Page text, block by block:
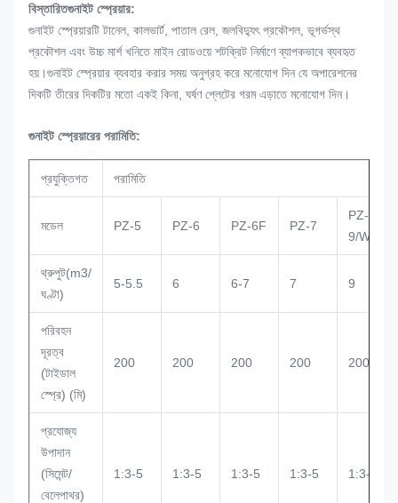
বিস্তারিতগুনাইট স্প্রেয়ার:
গুনাইট স্প্রেয়ারটি টানেল, কালভার্ট, পাতাল রেল, জলবিদ্যুৎ প্রকৌশল, ভূগর্ভস্থ
প্রকৌশল এবং উচ্চ মার্শ খনিতে মাইন রোডওয়ে শটক্রিট নির্মাণে ব্যাপকভাবে ব্যবহৃত
হয়।গুনাইট স্প্রেয়ার ব্যবহার করার সময় অনুগ্রহ করে মনোযোগ দিন যে অপারেশনের
দিকটি তীরের দিকটির মতো একই কিনা, ঘর্ষণ প্লেটের গরম এড়াতে মনোযোগ দিন।
গুনাইট স্প্রেয়ারের পরামিতি:
প্রযুক্তিগত পরামিতি
মডেল PZ-5 PZ-6 PZ-6F PZ-7
PZ-
9/WSP
থ্রুপুট(m3/
ঘণ্টা)
5-5.5 6 6-7 7 9
পরিবহন
দূরত্ব
(টাইডাল
স্প্রে) (মি)
200 200 200 200 200
প্রযোজ্য
উপাদান
(সিমেন্ট/
বেলেপাথর)
1:3-5 1:3-5 1:3-5 1:3-5 1:3-5